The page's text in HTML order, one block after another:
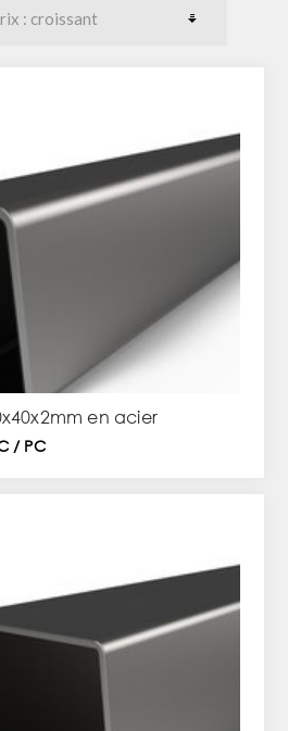
en acier
/ PC